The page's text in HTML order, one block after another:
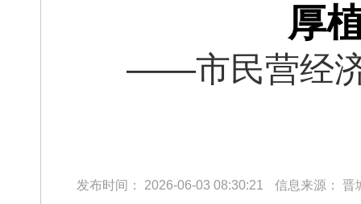
厚
——市民营经济
发布时间： 2026-06-03 08:30:21 信息来源： 晋